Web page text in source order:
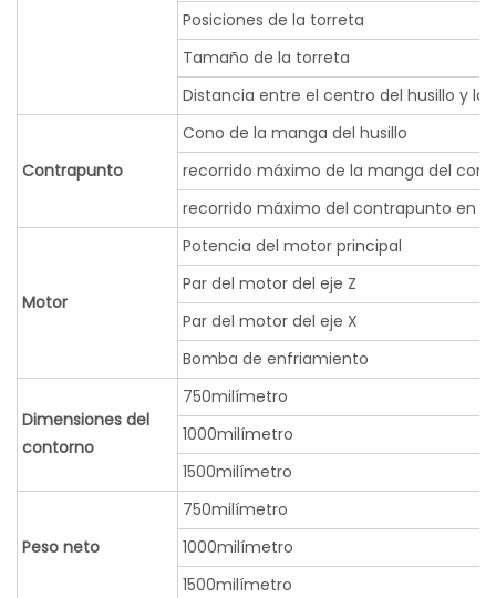
Posiciones de la torreta
Tamaño de la torreta
Distancia entre el centro del husillo y la
Contrapunto
Cono de la manga del husillo
recorrido máximo de la manga del
recorrido máximo del contrapunto en el
Motor
Potencia del motor principal
Par del motor del eje Z
Par del motor del eje X
Bomba de enfriamiento
Dimensiones del
contorno
750milímetro
1000milímetro
1500milímetro
Peso neto
750milímetro
1000milímetro
1500milímetro